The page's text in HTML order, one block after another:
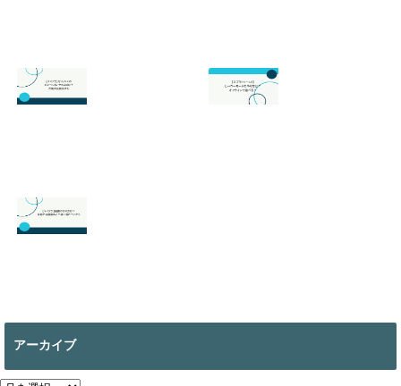
心者でも勝てるお
すすめを解説
2026.07.19
面白い！初心者向
けのやり方の基本
を徹底解説！
ボと立ち回りは？
片翼の発動条件も
2026.06.09
い道についても
アーカイブ